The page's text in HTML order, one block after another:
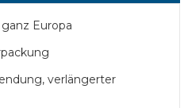
ganz Europa
verlängerter